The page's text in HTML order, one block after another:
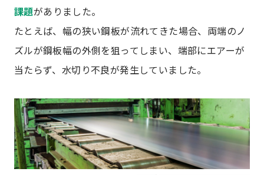
課題がありました。
たとえば、幅の狭い鋼板が流れてきた場合、両端のノ
ズルが鋼板幅の外側を狙ってしまい、端部にエアーが
当たらず、水切り不良が発生していました。